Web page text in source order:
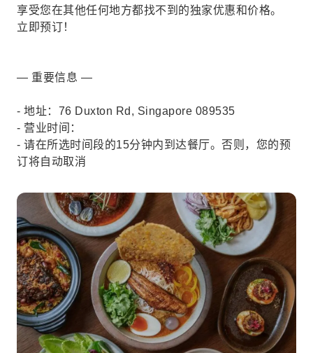
享受您在其他任何地方都找不到的独家优惠和价格。
立即预订！
— 重要信息 —
- 地址：76 Duxton Rd, Singapore 089535
- 营业时间：
- 请在所选时间段的15分钟内到达餐厅。否则，您的预
订将自动取消